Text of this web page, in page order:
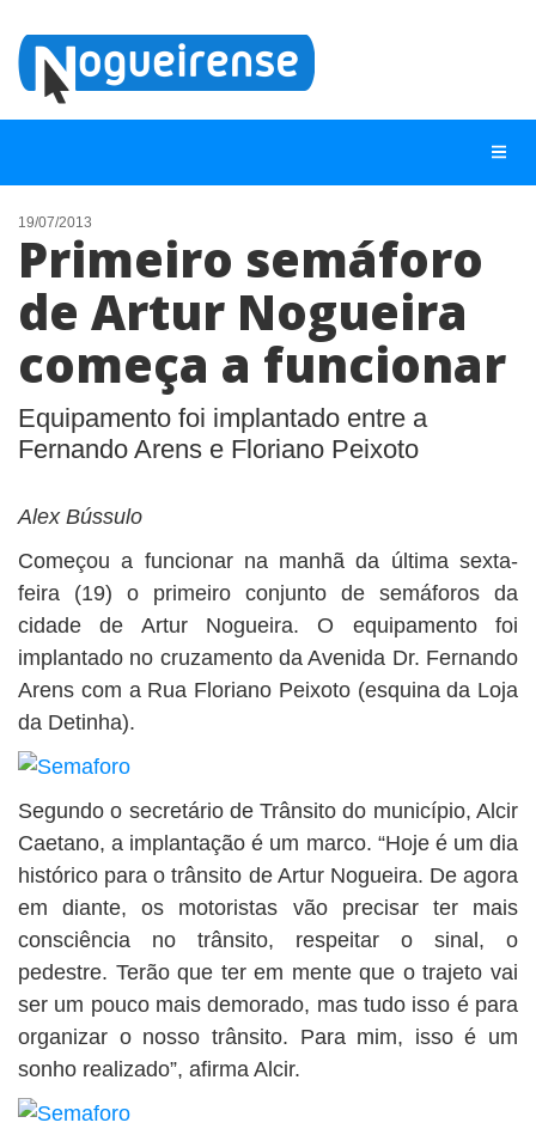
NOTÍCIAS
LISTA DIGITAL
CONTATO
19/07/2013
Primeiro semáforo
de Artur Nogueira
começa a funcionar
Equipamento foi implantado entre a
Fernando Arens e Floriano Peixoto
Alex Bússulo
Começou a funcionar na manhã da última sexta-
feira (19) o primeiro conjunto de semáforos da
cidade de Artur Nogueira. O equipamento foi
implantado no cruzamento da Avenida Dr. Fernando
Arens com a Rua Floriano Peixoto (esquina da Loja
da Detinha).
Segundo o secretário de Trânsito do município, Alcir
Caetano, a implantação é um marco. “Hoje é um dia
histórico para o trânsito de Artur Nogueira. De agora
em diante, os motoristas vão precisar ter mais
consciência no trânsito, respeitar o sinal, o
pedestre. Terão que ter em mente que o trajeto vai
ser um pouco mais demorado, mas tudo isso é para
organizar o nosso trânsito. Para mim, isso é um
sonho realizado”, afirma Alcir.